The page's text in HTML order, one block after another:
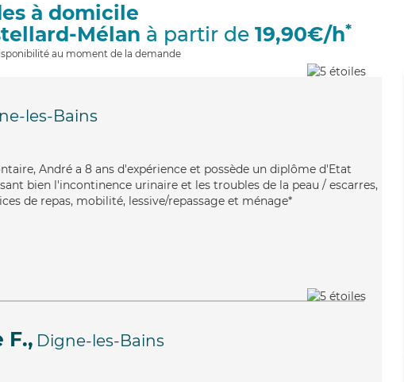
à domicile
Mélan à partir de 19,90€/h*
au moment de la demande
les-Bains
André a 8 ans d'expérience et possède un diplôme d'Etat
bien l'incontinence urinaire et les troubles de la peau / escarres,
de repas, mobilité, lessive/repassage et ménage*
F., Digne-les-Bains